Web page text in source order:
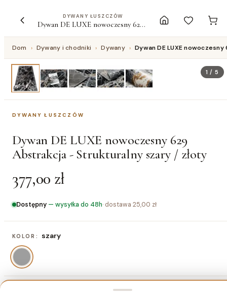
DYWANY ŁUSZCZÓW
Dywan DE LUXE nowoczesny 629 Abstrakcja - Strukturalny szary / złoty
Dom › Dywany i chodniki › Dywany › Dywan DE LUXE
1 /5
DYWANY ŁUSZCZÓW
Dywan DE LUXE nowoczesny 629
Abstrakcja - Strukturalny szary / złoty
377,00 zł
Dostępny — wysyłka do 48h· dostawa 25,00 zł
KOLOR: szary